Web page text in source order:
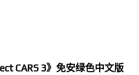
CARS 3》免安绿色中文版